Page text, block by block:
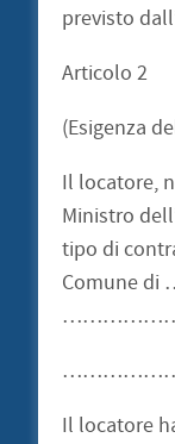
previsto
Articolo 2
(Esigenza
Il locatore,
Ministro
tipo di
Comune
Il locatore